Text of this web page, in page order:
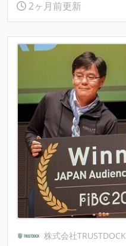
2ヶ月前更新
株式会社TRUSTDOCK